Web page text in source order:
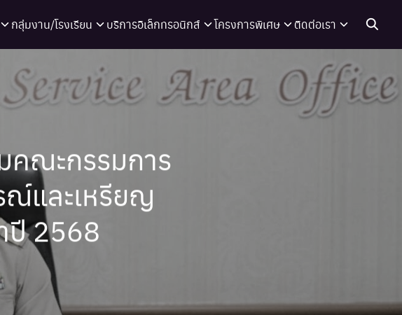
กลุ่มงาน/โรงเรียน บริการอิเล็กทรอนิกส์ โครงการพิเศษ
ติดต่อเรา
คณะกรรมการ
ณ์และเหรียญ
ปี 2568